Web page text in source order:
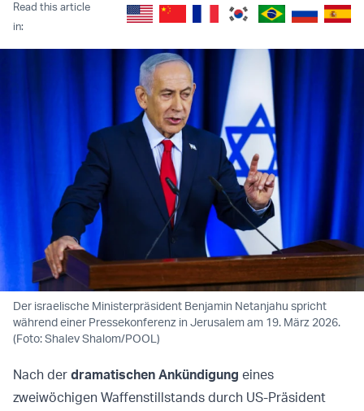
Read this article
in:
Der israelische Ministerpräsident Benjamin Netanjahu spricht
während einer Pressekonferenz in Jerusalem am 19. März 2026.
(Foto: Shalev Shalom/POOL)
Nach der dramatischen Ankündigung eines
zweiwöchigen Waffenstillstands durch US-Präsident